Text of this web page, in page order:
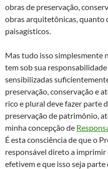
obras de preservação,
obras arquitetônicas, quanto
paisagísticos.
Mas tudo isso simplesmente
tem sob sua
sensibilizadas
preservação, conservação e
rico e plural deve fazer parte
preservação de patrimônio,
minha concepção de
É esta consciência de que o
responsável direto a
efetivem e que isso seja